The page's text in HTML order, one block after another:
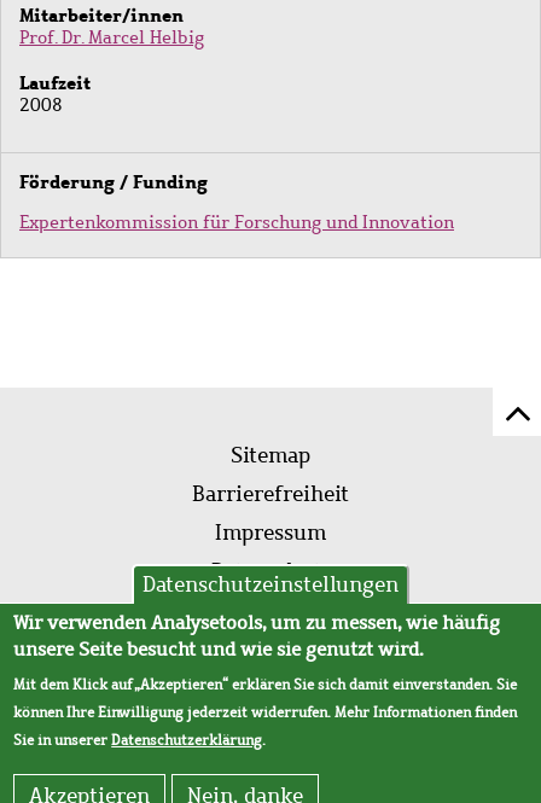
Mitarbeiter/innen
Prof. Dr. Marcel Helbig
Laufzeit
2008
Förderung / Funding
Expertenkommission für Forschung und Innovation
Fußleistenmenü
Sitemap
Barrierefreiheit
Impressum
Datenschutz
AVB
Datenschutzeinstellungen
Wir verwenden Analysetools, um zu messen, wie häufig
unsere Seite besucht und wie sie genutzt wird.
Mit dem Klick auf „Akzeptieren“ erklären Sie sich damit einverstanden. Sie
können Ihre Einwilligung jederzeit widerrufen. Mehr Informationen finden
Sie in unsererDatenschutzerklärung.
Akzeptieren Nein, danke